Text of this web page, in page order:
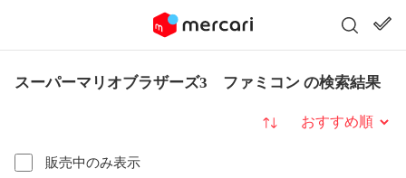
スーパーマリオブラザーズ3 ファミコン の検索結果
販売中のみ表示
並び替え